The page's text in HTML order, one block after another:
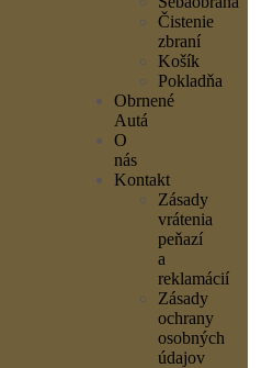
Čistenie
zbraní
Košík
Pokladňa
Obrnené
Autá
O
nás
Kontakt
Zásady
vrátenia
peňazí
a
reklamácií
Zásady
ochrany
osobných
údajov